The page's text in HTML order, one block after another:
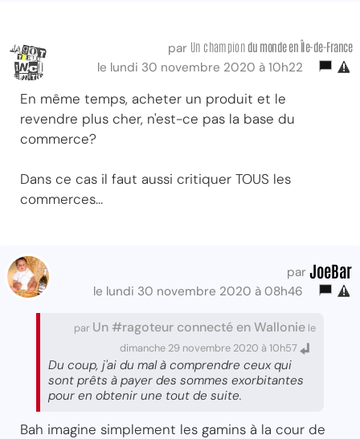
par Un champion du mondeen Île-de-France
le lundi 30 novembre 2020 à 10h22
En même temps, acheter un produit et le
revendre plus cher, n'est-ce pas la base du
commerce?
Dans ce cas il faut aussi critiquer TOUS les
commerces...
par JoeBar
le lundi 30 novembre 2020 à 08h46
par Un #ragoteur connecté en Wallonie le
dimanche 29 novembre 2020 à 10h57
Du coup, j'ai du mal à comprendre ceux qui
sont prêts à payer des sommes exorbitantes
pour en obtenir une tout de suite.
Bah imagine simplement les gamins à la cour de